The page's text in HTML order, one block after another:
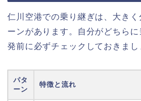
仁川空港での乗り継ぎは、大きく
ーンがあります。自分がどちら
発前に必ずチェックしておきまし
パタ
ーン
特徴と流れ